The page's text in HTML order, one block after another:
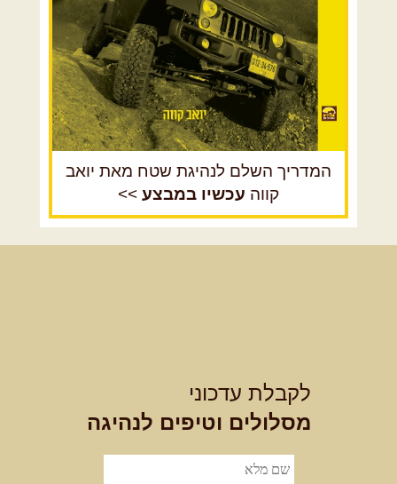
רכב שטח רך רכב שטח קשוח
המדריך השלם לנהיגת שטח מאת יואב
קווה עכשיו במבצע >>
לקבלת עדכוני
מסלולים וטיפים לנהיגה